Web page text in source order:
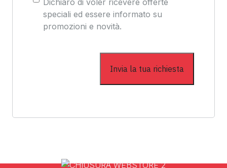
speciali ed essere informato su
promozioni e novità.